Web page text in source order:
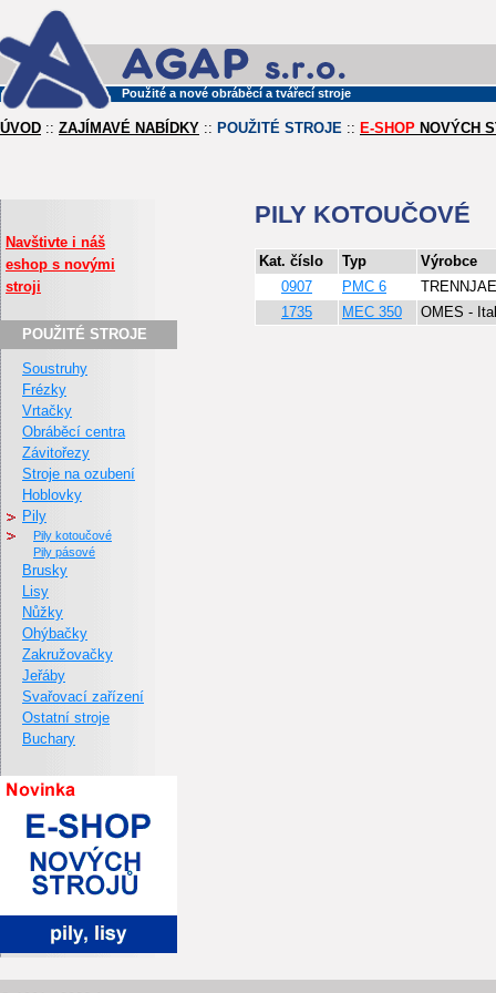
Použité a nové obráběcí a tvářecí stroje
ÚVOD :: ZAJÍMAVÉ NABÍDKY :: POUŽITÉ STROJE :: E-SHOP NOVÝCH
Navštivte i náš
eshop s novými
stroji
POUŽITÉ STROJE
Soustruhy
Frézky
Vrtačky
Obráběcí centra
Závitořezy
Stroje na ozubení
Hoblovky
Pily
pily kotoučové
pily pásové
Brusky
Lisy
Nůžky
Ohýbačky
Zakružovačky
Jeřáby
Svařovací zařízení
Ostatní stroje
Buchary
PILY KOTOUČOVÉ
Kat. číslo Typ
Výrobce
0907
PMC 6
1735
MEC 350 OMES -